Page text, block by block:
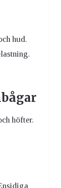
hud.
höfter.